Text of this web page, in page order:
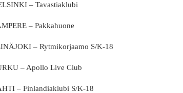
– Tavastiaklubi
– Pakkahuone
– Rytmikorjaamo S/K-18
– Apollo Live Club
– Finlandiaklubi S/K-18